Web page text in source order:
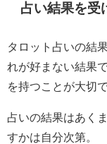
占い結果を受
タロット占いの結
れが好まない結果
を持つことが大切で
占いの結果はあく
すかは自分次第。